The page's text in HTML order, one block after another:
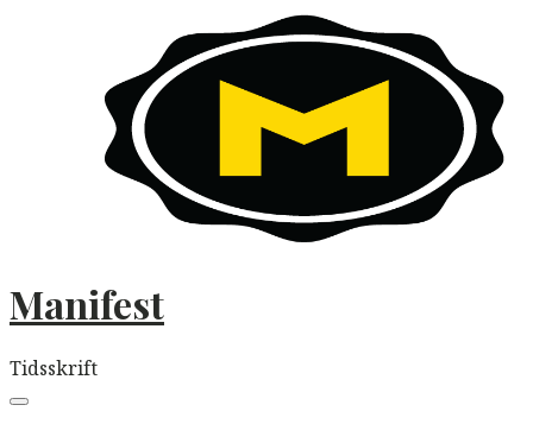
Manifest
Tidsskrift
navigation
Menu